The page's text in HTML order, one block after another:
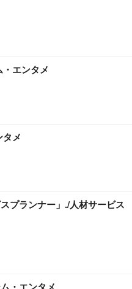
エンタメ
メ
プランナー」./人材サービス